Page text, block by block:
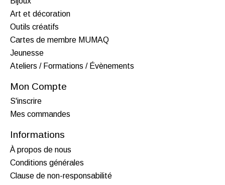
Art et décoration
Outils créatifs
Cartes de membre MUMAQ
Jeunesse
Ateliers / Formations / Évènements
Mon Compte
S'inscrire
Mes commandes
Informations
À propos de nous
Conditions générales
Clause de non-responsabilité